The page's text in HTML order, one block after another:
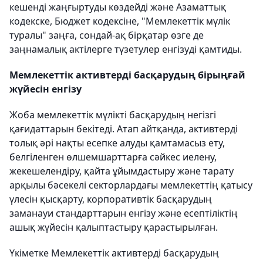
кешенді жаңғыртуды көздейді және Азаматтық
кодекске, Бюджет кодексіне, "Мемлекеттік мүлік
туралы" заңға, сондай-ақ бірқатар өзге де
заңнамалық актілерге түзетулер енгізуді қамтиды.
Мемлекеттік активтерді басқарудың бірыңғай
жүйесін енгізу
Жоба мемлекеттік мүлікті басқарудың негізгі
қағидаттарын бекітеді. Атап айтқанда, активтерді
толық әрі нақты есепке алуды қамтамасыз ету,
белгіленген өлшемшарттарға сәйкес иелену,
жекешелендіру, қайта ұйымдастыру және тарату
арқылы бәсекелі секторлардағы мемлекеттің қатысу
үлесін қысқарту, корпоративтік басқарудың
заманауи стандарттарын енгізу және есептіліктің
ашық жүйесін қалыптастыру қарастырылған.
Үкіметке Мемлекеттік активтерді басқарудың